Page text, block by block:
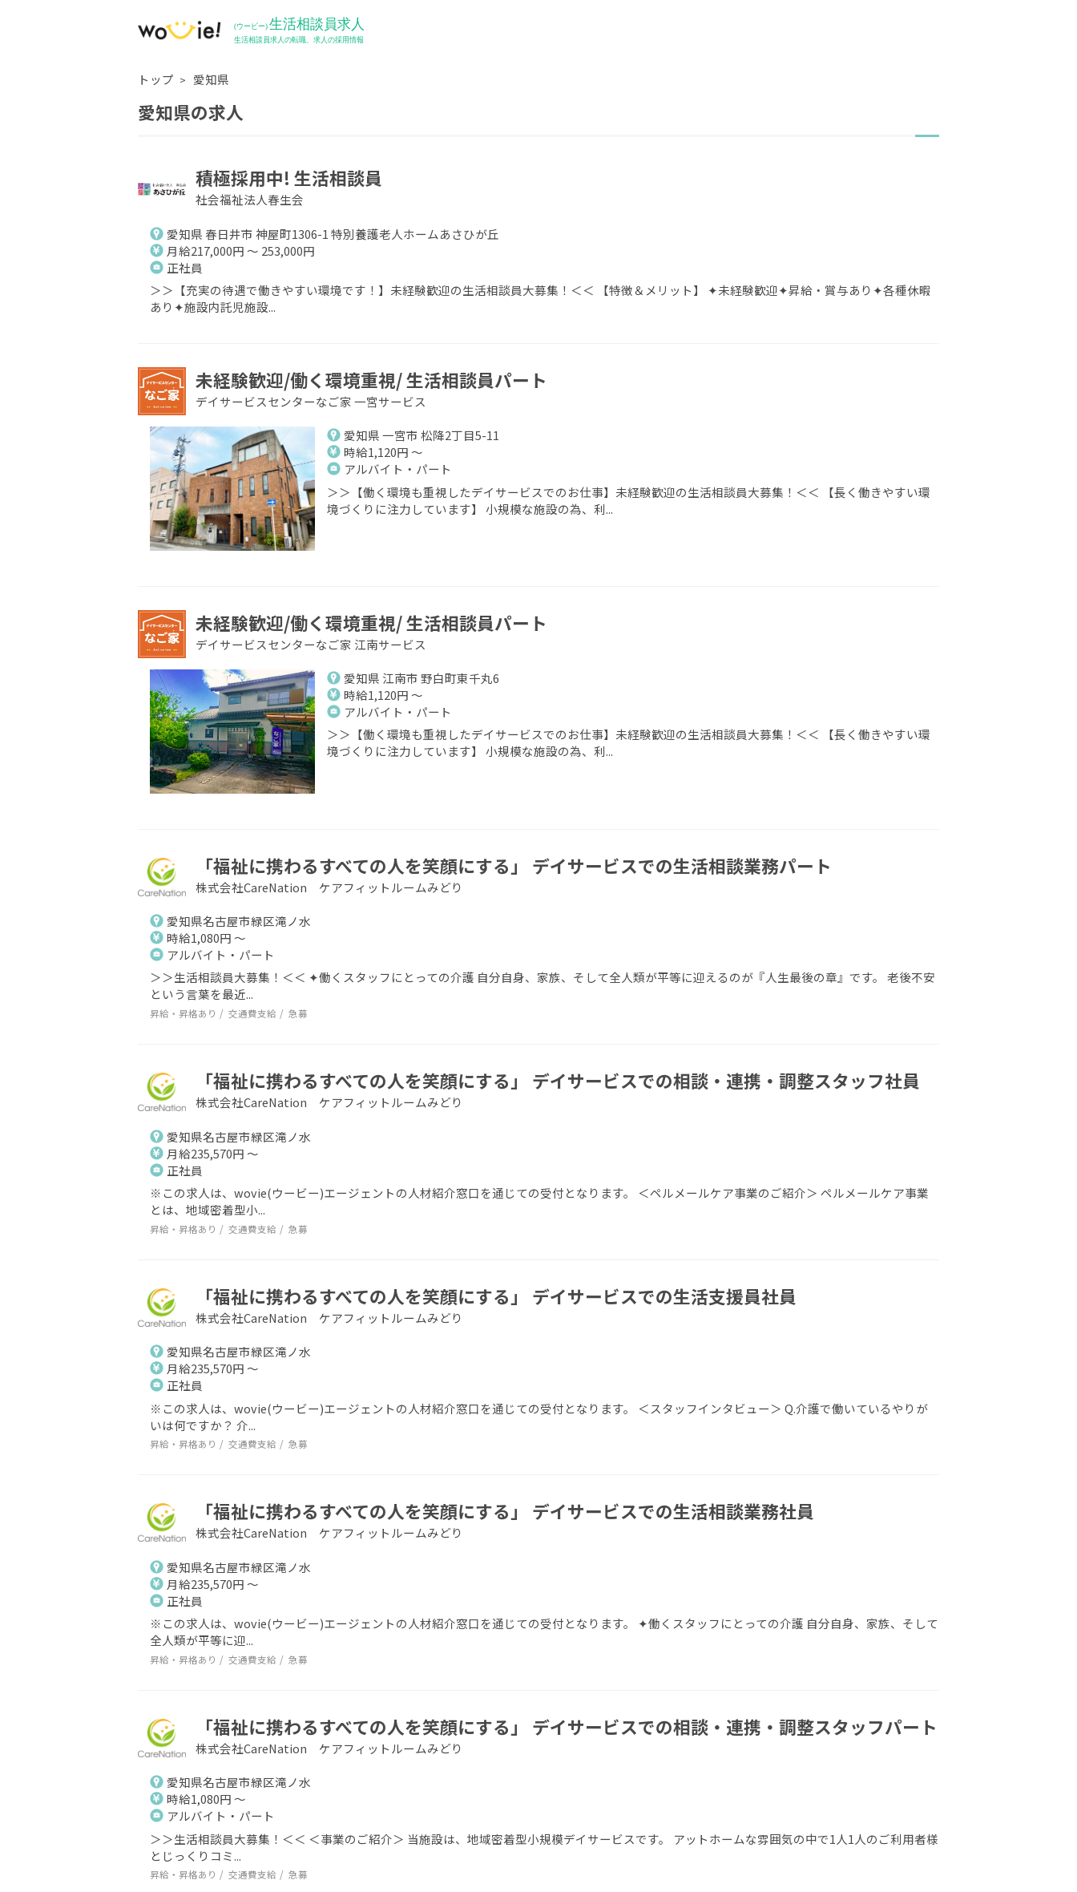
トップ 愛知県
愛知県の求人
積極採用中! 生活相談員
社会福祉法人春生会
愛知県 春日井市 神屋町1306-1 特別養護老人ホームあさひが丘
月給217,000円 ～ 253,000円
正社員
＞＞【充実の待遇で働きやすい環境です！】未経験歓迎の生活相談員大募集！＜＜ 【特徴＆メリット】 ✦未経験歓迎✦昇給・賞与あり✦各種休暇
あり✦施設内託児施設...
未経験歓迎/働く環境重視/ 生活相談員パート
デイサービスセンターなご家 一宮サービス
愛知県 一宮市 松降2丁目5-11
時給1,120円 ～
アルバイト・パート
＞＞【働く環境も重視したデイサービスでのお仕事】未経験歓迎の生活相談員大募集！＜＜ 【長く働きやすい環
境づくりに注力しています】 小規模な施設の為、利...
未経験歓迎/働く環境重視/ 生活相談員パート
デイサービスセンターなご家 江南サービス
愛知県 江南市 野白町東千丸6
時給1,120円 ～
アルバイト・パート
＞＞【働く環境も重視したデイサービスでのお仕事】未経験歓迎の生活相談員大募集！＜＜ 【長く働きやすい環
境づくりに注力しています】 小規模な施設の為、利...
「福祉に携わるすべての人を笑顔にする」 デイサービスでの生活相談業務パート
株式会社CareNation ケアフィットルームみどり
愛知県名古屋市緑区滝ノ水
時給1,080円 ～
アルバイト・パート
＞＞生活相談員大募集！＜＜ ✦働くスタッフにとっての介護 自分自身、家族、そして全人類が平等に迎えるのが『人生最後の章』です。 老後不安
という言葉を最近...
昇給・昇格あり 交通費支給 急募
「福祉に携わるすべての人を笑顔にする」 デイサービスでの相談・連携・調整スタッフ社員
株式会社CareNation ケアフィットルームみどり
愛知県名古屋市緑区滝ノ水
月給235,570円 ～
正社員
※この求人は、wovie(ウービー)エージェントの人材紹介窓口を通じての受付となります。 ＜ペルメールケア事業のご紹介＞ ペルメールケア事業
とは、地域密着型小...
昇給・昇格あり 交通費支給 急募
「福祉に携わるすべての人を笑顔にする」 デイサービスでの生活支援員社員
株式会社CareNation ケアフィットルームみどり
愛知県名古屋市緑区滝ノ水
月給235,570円 ～
正社員
※この求人は、wovie(ウービー)エージェントの人材紹介窓口を通じての受付となります。 ＜スタッフインタビュー＞ Q.介護で働いているやりが
いは何ですか？ 介...
昇給・昇格あり 交通費支給 急募
「福祉に携わるすべての人を笑顔にする」 デイサービスでの生活相談業務社員
株式会社CareNation ケアフィットルームみどり
愛知県名古屋市緑区滝ノ水
月給235,570円 ～
正社員
※この求人は、wovie(ウービー)エージェントの人材紹介窓口を通じての受付となります。 ✦働くスタッフにとっての介護 自分自身、家族、そして
全人類が平等に迎...
昇給・昇格あり 交通費支給 急募
「福祉に携わるすべての人を笑顔にする」 デイサービスでの相談・連携・調整スタッフパート
株式会社CareNation ケアフィットルームみどり
愛知県名古屋市緑区滝ノ水
時給1,080円 ～
アルバイト・パート
＞＞生活相談員大募集！＜＜ ＜事業のご紹介＞ 当施設は、地域密着型小規模デイサービスです。 アットホームな雰囲気の中で1人1人のご利用者様
とじっくりコミ...
昇給・昇格あり 交通費支給 急募